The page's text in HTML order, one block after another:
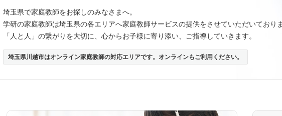
埼玉県で家庭教師をお探しのみなさまへ。
学研の家庭教師は埼玉県の各エリアへ家庭教師サービスの提供をさせていただいており
「人と人」の繋がりを大切に、心からお子様に寄り添い、ご指導していきます。
埼玉県川越市はオンライン家庭教師の対応エリアです。オンラインもご利用ください。